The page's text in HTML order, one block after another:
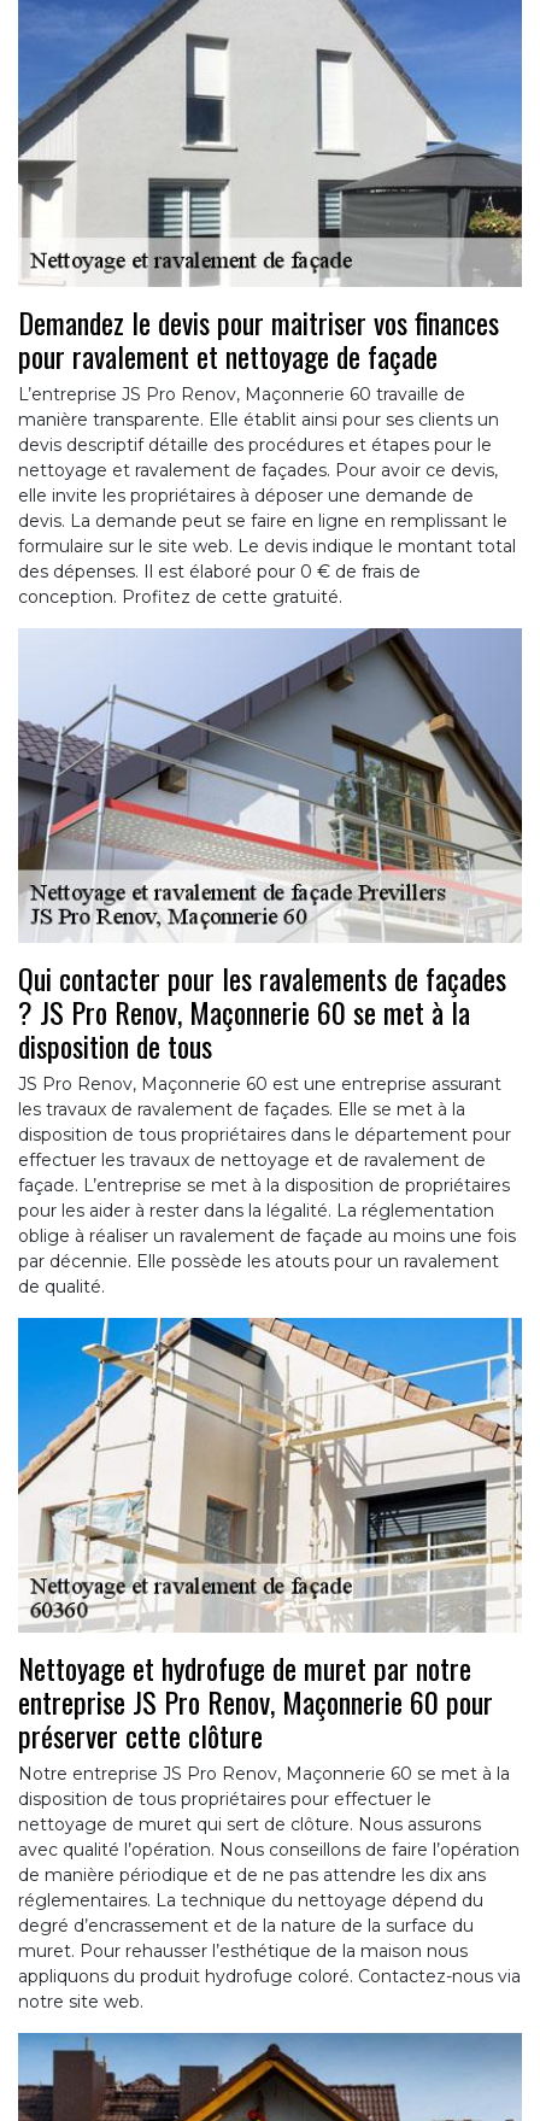
Demandez le devis pour maitriser vos finances
pour ravalement et nettoyage de façade
L’entreprise JS Pro Renov, Maçonnerie 60 travaille de
manière transparente. Elle établit ainsi pour ses clients un
devis descriptif détaille des procédures et étapes pour le
nettoyage et ravalement de façades. Pour avoir ce devis,
elle invite les propriétaires à déposer une demande de
devis. La demande peut se faire en ligne en remplissant le
formulaire sur le site web. Le devis indique le montant total
des dépenses. Il est élaboré pour 0 € de frais de
conception. Profitez de cette gratuité.
Qui contacter pour les ravalements de façades
? JS Pro Renov, Maçonnerie 60 se met à la
disposition de tous
JS Pro Renov, Maçonnerie 60 est une entreprise assurant
les travaux de ravalement de façades. Elle se met à la
disposition de tous propriétaires dans le département pour
effectuer les travaux de nettoyage et de ravalement de
façade. L’entreprise se met à la disposition de propriétaires
pour les aider à rester dans la légalité. La réglementation
oblige à réaliser un ravalement de façade au moins une fois
par décennie. Elle possède les atouts pour un ravalement
de qualité.
Nettoyage et hydrofuge de muret par notre
entreprise JS Pro Renov, Maçonnerie 60 pour
préserver cette clôture
Notre entreprise JS Pro Renov, Maçonnerie 60 se met à la
disposition de tous propriétaires pour effectuer le
nettoyage de muret qui sert de clôture. Nous assurons
avec qualité l’opération. Nous conseillons de faire l’opération
de manière périodique et de ne pas attendre les dix ans
réglementaires. La technique du nettoyage dépend du
degré d’encrassement et de la nature de la surface du
muret. Pour rehausser l’esthétique de la maison nous
appliquons du produit hydrofuge coloré. Contactez-nous via
notre site web.